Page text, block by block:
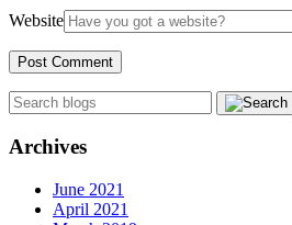
Website
Archives
June 2021
April 2021